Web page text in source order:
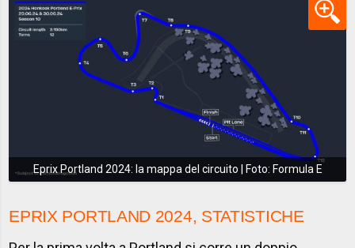
Eprix Portland 2024: la mappa del circuito | Foto: Formula E
EPRIX PORTLAND 2024, STATISTICHE